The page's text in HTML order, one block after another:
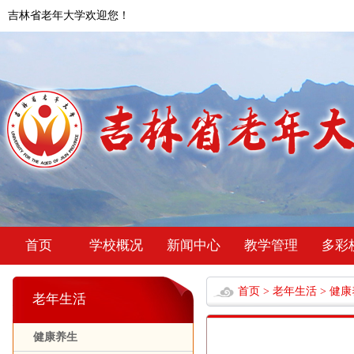
吉林省老年大学欢迎您！
首页 学校概况 新闻中心 教学管理 多彩
老年生活
健康养生
首页 > 老年生活 > 健康